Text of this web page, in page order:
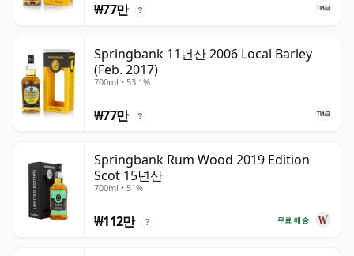
₩77만 ?
Springbank 11년산 2006 Local Barley
(Feb. 2017)
700ml • 53.1%
₩77만 ?
Springbank Rum Wood 2019 Edition
Scot 15년산
700ml • 51%
무료 배송
₩112만 ?